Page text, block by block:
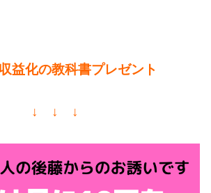
益化の教科書プレゼント
↓ ↓ ↓